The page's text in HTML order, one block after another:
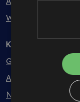
Webbinarium
Kunskapsbank
Guider
Avtalsmallar
Nyheter